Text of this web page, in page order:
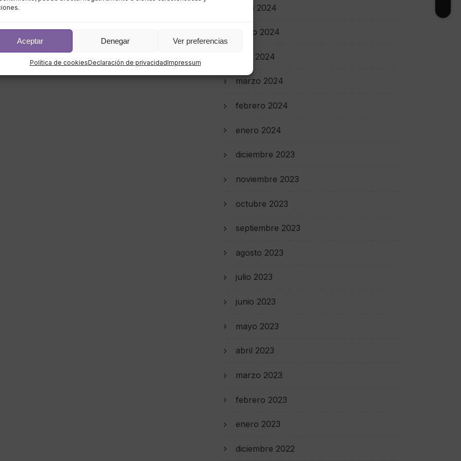
Aceptar Denegar Ver preferencias
Política de cookiesDeclaración de privacidadImpressum
junio 2024
mayo 2024
abril 2024
marzo 2024
febrero 2024
enero 2024
diciembre 2023
noviembre 2023
octubre 2023
septiembre 2023
agosto 2023
julio 2023
junio 2023
mayo 2023
abril 2023
marzo 2023
febrero 2023
enero 2023
diciembre 2022